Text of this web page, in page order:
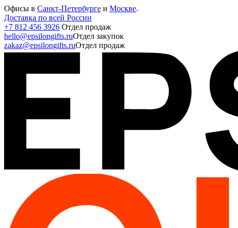
Офисы в Санкт-Петербурге и Москве.
Доставка по всей России
+7 812 456 3926 Отдел продаж
hello@epsilongifts.ruОтдел закупок
zakaz@epsilongifts.ruОтдел продаж